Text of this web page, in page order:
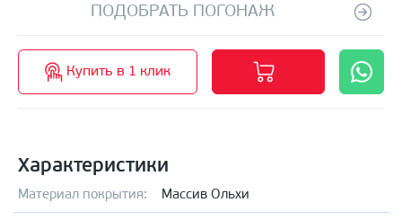
ПОДОБРАТЬ ПОГОНАЖ
Купить в 1 клик
Характеристики
Материал покрытия: Массив Ольхи